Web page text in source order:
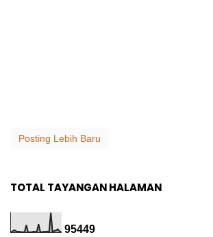
Posting Lebih Baru
TOTAL TAYANGAN HALAMAN
95449